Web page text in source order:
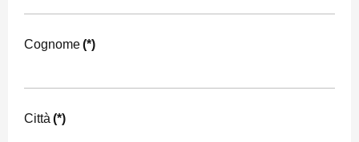
Cognome(*)
Città (*)